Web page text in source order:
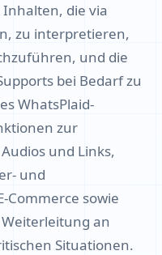
die via
zu interpretieren,
und die
bei Bedarf zu
WhatsPlaid-
zur
und Links,
und
Commerce sowie
an
Situationen.